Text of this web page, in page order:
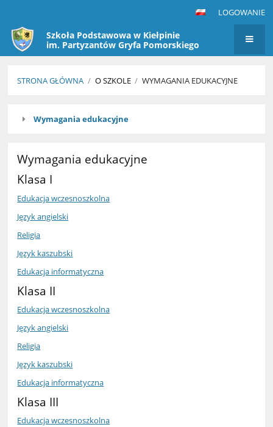
LOGOWANIE
Szkoła Podstawowa w Kiełpinie
im. Partyzantów Gryfa Pomorskiego
STRONA GŁÓWNA / O SZKOLE / WYMAGANIA EDUKACYJNE
Wymagania
edukacyjne
Wymagania edukacyjne
Wymagania edukacyjne
Klasa I
Edukacja wczesnoszkolna
Język angielski
Religia
Język kaszubski
Edukacja informatyczna
Klasa II
Edukacja wczesnoszkolna
Język angielski
Religia
Język kaszubski
Edukacja informatyczna
Klasa III
Edukacja wczesnoszkolna